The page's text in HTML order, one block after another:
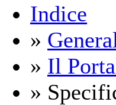
Indice
»
» Il
»